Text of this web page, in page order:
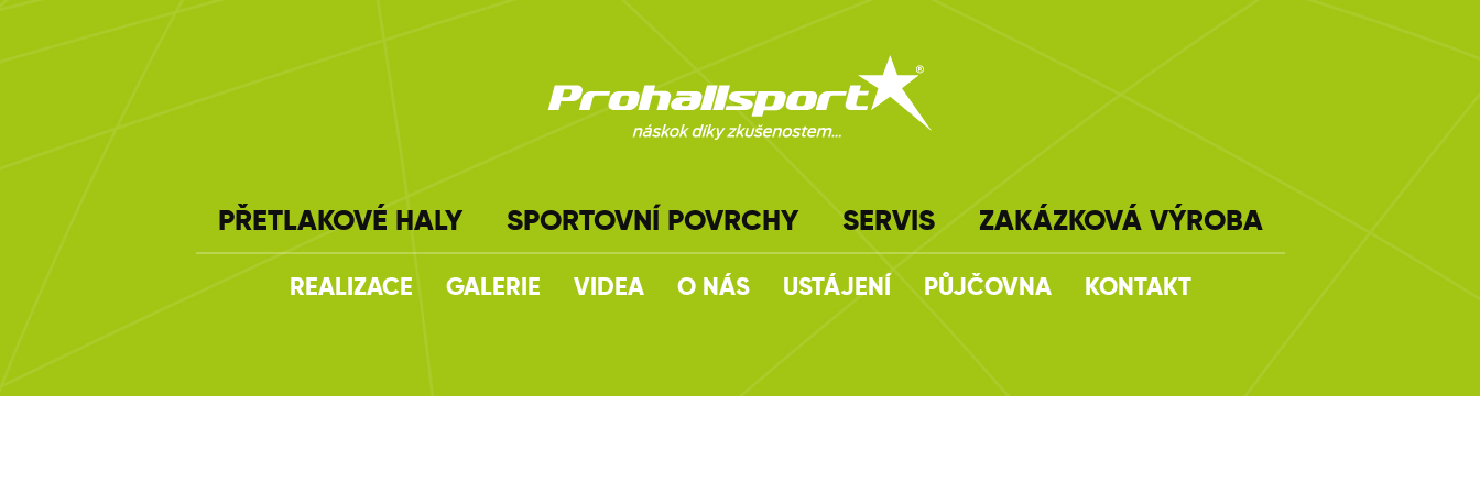
PŘETLAKOVÉ HALY SPORTOVNÍ POVRCHY SERVIS ZAKÁZKOVÁ VÝROBA
REALIZACE GALERIE VIDEA O NÁS USTÁJENÍ PŮJČOVNA KONTAKT